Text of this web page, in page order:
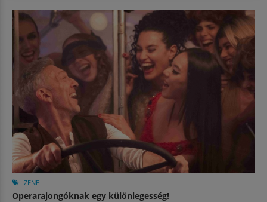
ZENE
Operarajongóknak egy különlegesség!